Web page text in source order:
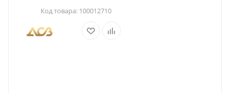
Код товара: 100012710